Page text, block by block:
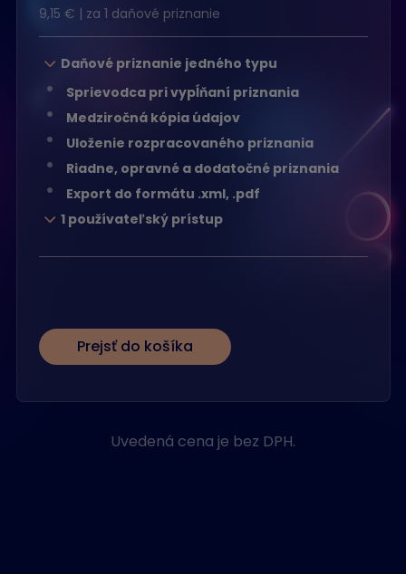
9,15 € | za 1 daňové priznanie
Daňové priznanie jedného typu
Sprievodca pri vypĺňaní priznania
Medziročná kópia údajov
Uloženie rozpracovaného priznania
Riadne, opravné a dodatočné priznania
Export do formátu .xml, .pdf
1 používateľský prístup
Prejsť do košíka
Uvedená cena je bez DPH.